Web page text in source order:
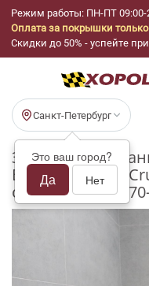
Режим работы: ПН-ПТ 09:00-
Оплата за покрышки
Скидки до 50% - успейте
Санкт-Петербург
Это ваш город?
Да Нет
Зимние
Bridgestone Ice
остаток шипов